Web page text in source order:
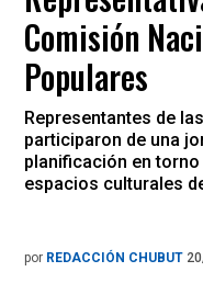
Comisión
Populares
Representantes de
participaron de una
planificación en
espacios culturales
por REDACCIÓN CHUBUT